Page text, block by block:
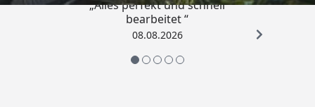
„Alles perfekt und schnell
bearbeitet “
08.08.2026